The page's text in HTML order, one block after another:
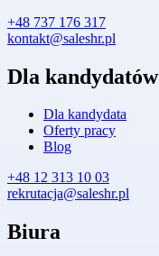
+48 737 176 317
kontakt@saleshr.pl
Dla kandydatów
Dla kandydata
Oferty pracy
Blog
+48 12 313 10 03
rekrutacja@saleshr.pl
Biura